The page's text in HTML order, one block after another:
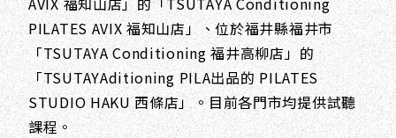
PILATES AVIX 福知山店」、位於福井縣福井市
「TSUTAYA Conditioning 福井高柳店」的
「TSUTAYAditioning PILA出品的 PILATES
STUDIO HAKU 西條店」。目前各門市均提供試聽
課程。